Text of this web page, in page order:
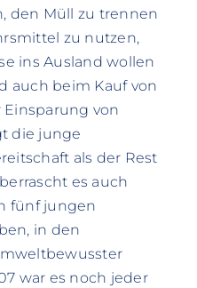
den Müll zu trennen
zu nutzen,
ins Ausland wollen
auch beim Kauf von
von
die junge
als der Rest
es auch
fünf jungen
in den
war es noch jeder